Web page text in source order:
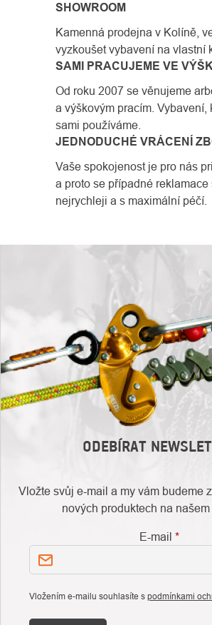
SHOWROOM
Kamenná prodejna v Kolíně,
vyzkoušet vybavení na vlastní
SAMI PRACUJEME VE
Od roku 2007 se věnujeme
a výškovým pracím. Vybavení,
sami používáme.
JEDNODUCHÉ VRÁCENÍ
Vaše spokojenost je pro nás
a proto se případné
nejrychleji a s maximální péčí.
ODEBÍRAT
Vložte svůj e-mail a my vám budeme
nových produktech na našem
E-mail
Vložením e-mailu souhlasíte s podmínkami